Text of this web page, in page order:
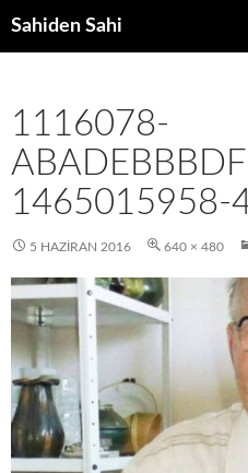
Sahiden Sahi
1116078-
1465015958-
5 HAZIRAN 2016 640 × 480